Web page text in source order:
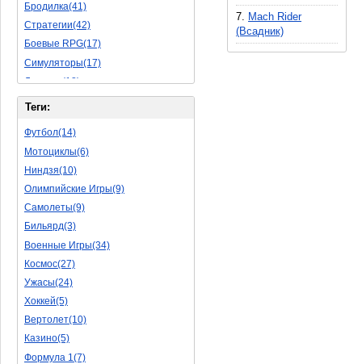
7.
Mach Rider
(Всадник)
Бродилка(41)
Стратегии(42)
Боевые RPG(17)
Симуляторы(17)
Леталки(18)
Симуляторы Жизни(40)
Логические Игры(18)
Азартные(15)
Ролевые Игры(62)
Боевик(8)
Головоломка(5)
Rpg(3)
Пошаговые Игры(15)
Пазлы(56)
Исторические(16)
Обучающие(5)
Теги:
Футбол(14)
Мотоциклы(6)
Ниндзя(10)
Олимпийские Игры(9)
Самолеты(9)
Бильярд(3)
Военные Игры(34)
Космос(27)
Ужасы(24)
Хоккей(5)
Вертолет(10)
Казино(5)
Формула 1(7)